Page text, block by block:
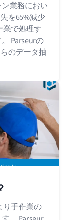
業務におい
を65%減少
業で処理す
Parseurの
のデータ抽
り手作業の